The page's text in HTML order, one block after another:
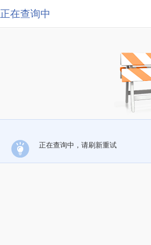
正在查询中
正在查询中，请刷新重试